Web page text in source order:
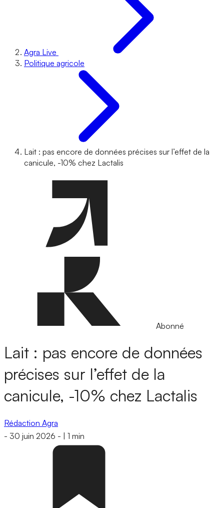
Agra Live
Politique agricole
Lait : pas encore de données précises sur l’effet de la
canicule, -10% chez Lactalis
Abonné
Lait : pas encore de données
précises sur l’effet de la
canicule, -10% chez Lactalis
Rédaction Agra
- 30 juin 2026 - 1 min